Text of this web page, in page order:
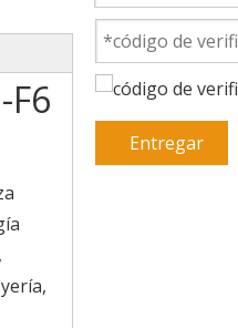
Entregar